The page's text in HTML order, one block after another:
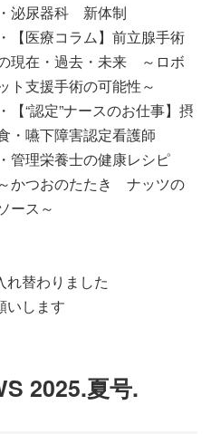
・泌尿器科 新体制
・【医療コラム】前立腺手術
現在・過去・未来 ～ロボ
ト支援手術の可能性～
・【“認定”ナースのお仕事】摂
・嚥下障害認定看護師
・管理栄養士の健康レシピ
～かつおのたたき ナッツの
ース～
れ替わりました
いします
2025.夏号.